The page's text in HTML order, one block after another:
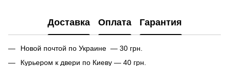
Доставка Оплата Гарантия
Новой почтой по Украине — 30 грн.
Курьером к двери по Киеву — 40 грн.